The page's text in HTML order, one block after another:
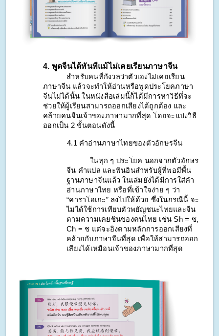
4. พูดจีนได้ทันทีแม้ไม่เคยเรียนภาษาจีน
สำหรับคนที่กังวลว่าตัวเองไม่เคยเรียน
ภาษาจีน แล้วจะทำให้อ่านหรือพูดประโยคภาษา
จีนไม่ได้นั้น ในหนังสือเล่มนี้ก็ได้มีการหาวิธีที่จะ
ช่วยให้ผู้เรียนสามารถออกเสียงได้ถูกต้อง และ
คล้ายคนจีนเจ้าของภาษามากที่สุด โดยจะแบ่งวิธี
ออกเป็น 2 ขั้นตอนดังนี้
4.1 คำอ่านภาษาไทยของตัวอักษรจีน
ในทุก ๆ ประโยค นอกจากตัวอักษร
จีน คำแปล และพินอินสำหรับผู้ที่พอมีพื้น
ฐานภาษาจีนแล้ว ในเล่มยังได้มีการใส่คำ
อ่านภาษาไทย หรือที่เข้าใจง่าย ๆ ว่า
“คาราโอเกะ” ลงไปให้ด้วย ซึ่งในกรณีนี้ จะ
ไม่ได้ใช้การเทียบตัวพยัญชนะไทยและจีน
ตามความเคยชินของคนไทย เช่น Sh = ซ,
Ch = ช แต่จะอิงตามหลักการออกเสียงที่
คล้ายกับภาษาจีนที่สุด เพื่อให้สามารถออก
เสียงได้เหมือนเจ้าของภาษามากที่สุด